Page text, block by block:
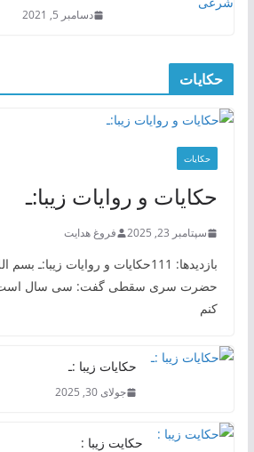
دسامبر 5, 2021
حکایات
حکایات
حکایات و روایات زیبا:ـ
سپتامبر 23, 2025 فروغ هدایت
بازدیدها: 111حکایات و روایات زیبا:ـ
حضرت سری سقطی گفت: سی سال است
کنم
حکایات زیبا :ـ
جولای 30, 2025
حکایت زیبا :